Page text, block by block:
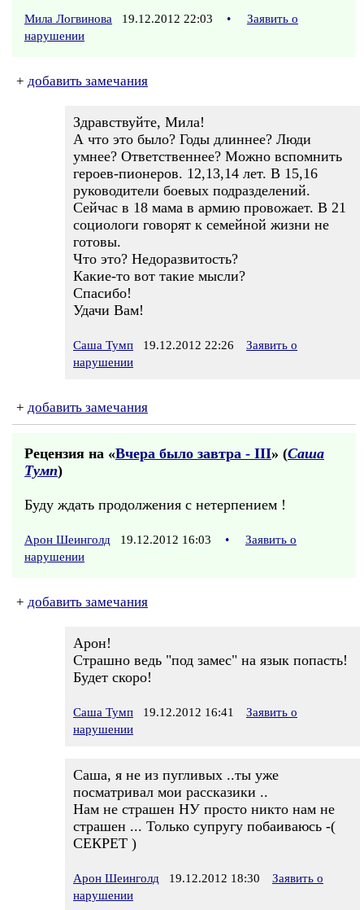
Мила Логвинова 19.12.2012 22:03 •
Заявить о
нарушении
+ добавить замечания
Здравствуйте, Мила!
А что это было? Годы длиннее? Люди
умнее? Ответственнее? Можно вспомнить
героев-пионеров. 12,13,14 лет. В 15,16
руководители боевых подразделений.
Сейчас в 18 мама в армию провожает. В 21
социологи говорят к семейной жизни не
готовы.
Что это? Недоразвитость?
Какие-то вот такие мысли?
Спасибо!
Удачи Вам!
Саша Тумп 19.12.2012 22:26
Заявить о
нарушении
+ добавить замечания
Рецензия на «Вчера было завтра - III» (Саша
Тумп)
Буду ждать продолжения с нетерпением !
Арон Шеинголд 19.12.2012 16:03 •
Заявить о
нарушении
+ добавить замечания
Арон!
Страшно ведь "под замес" на язык попасть!
Будет скоро!
Саша Тумп 19.12.2012 16:41
Заявить о
нарушении
Саша, я не из пугливых ..ты уже
посматривал мои рассказики ..
Нам не страшен НУ просто никто нам не
страшен ... Только супругу побаиваюсь -(
СЕКРЕТ )
Арон Шеинголд 19.12.2012 18:30
Заявить о
нарушении